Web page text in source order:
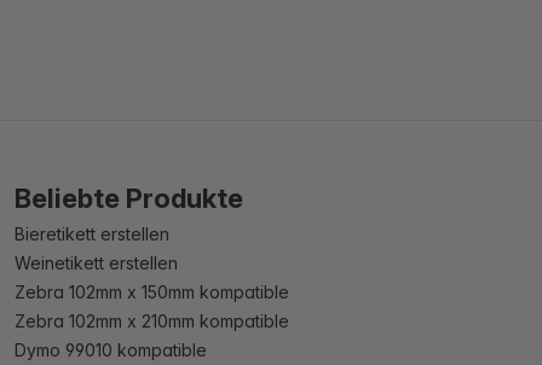
Beliebte Produkte
Bieretikett erstellen
Weinetikett erstellen
Zebra 102mm x 150mm kompatible
Zebra 102mm x 210mm kompatible
Dymo 99010 kompatible